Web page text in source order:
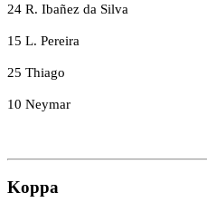
24 R. Ibañez da Silva
15 L. Pereira
25 Thiago
10 Neymar
Koppa